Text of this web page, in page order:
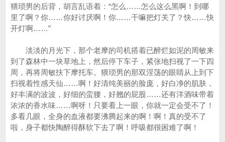
猥琐男的后背，胡言乱语着：“怎么……怎么这么黑啊！到哪
里了啊？你……你好讨厌啊！你……干嘛把灯关了？快……快
开灯啊……”
淡淡的月光下，那个老摩的司机搭着已醉烂如泥的周敏来
到了森林中一块草地上，然后停下车子，紧张地扫视了一下四
周，再将周敏扶下摩托车。猥琐男的那双淫荡的眼睛从上到下
扫视着性感天仙……啊！好清纯美丽的脸庞，好白净的肌肤，
好丰满的波波，好细的蛮腰，好翘的屁股……还有洋酒味带着
浓浓的香水味……啊呀！只要看上一眼，你就一定会受不了！
多看几眼，全身的血液都要沸腾起来的啊！啊！真的受不了
啦，身子都快陶醉得酥软下去了啊！呼吸都很困难了啊！